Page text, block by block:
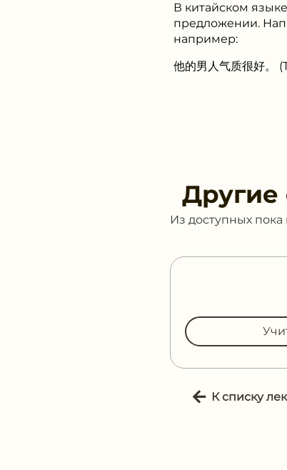
В китайском
предложении.
например:
他的男人气质很好
Другие
Из доступных
К списку